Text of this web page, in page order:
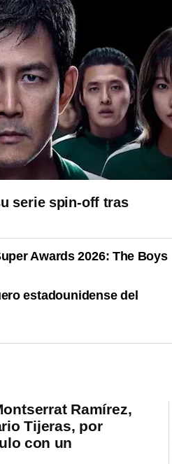
serie spin-off tras
Awards 2026: The Boys
estadounidense del
Ramírez,
Tijeras, por
con un